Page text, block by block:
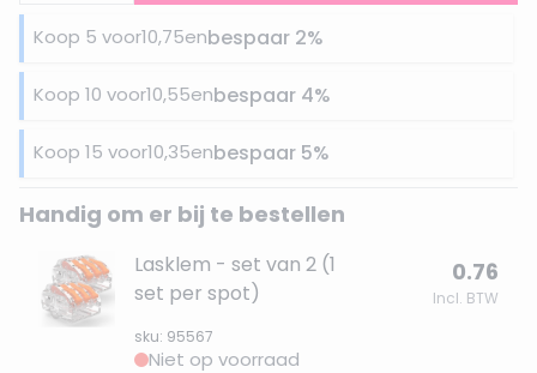
Koop 5 voor10,75enbespaar 2%
Koop 10 voor10,55enbespaar 4%
Koop 15 voor10,35enbespaar 5%
Handig om er bij te bestellen
Lasklem - set van 2 (1
set per spot)
sku: 95567
0.76
Incl. BTW
Niet op voorraad